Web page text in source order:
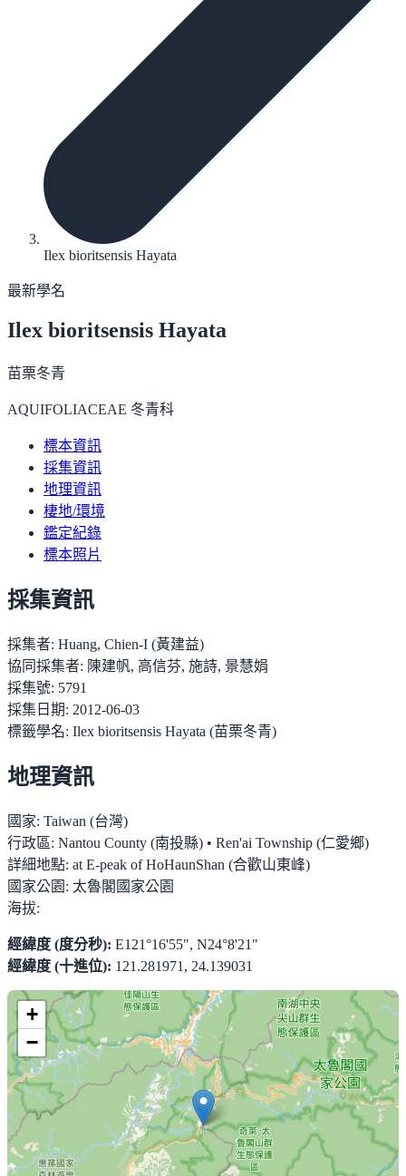
Ilex bioritsensis Hayata
最新學名
Ilex bioritsensis Hayata
苗栗冬青
AQUIFOLIACEAE 冬青科
標本資訊
採集資訊
地理資訊
棲地/環境
鑑定紀錄
標本照片
採集資訊
採集者: Huang, Chien-I (黃建益)
協同採集者: 陳建帆, 高信芬, 施詩, 景慧娟
採集號: 5791
採集日期: 2012-06-03
標籤學名: Ilex bioritsensis Hayata (苗栗冬青)
地理資訊
國家: Taiwan (台灣)
行政區: Nantou County (南投縣) • Ren'ai Township (仁愛鄉)
詳細地點: at E-peak of HoHaunShan (合歡山東峰)
國家公園: 太魯閣國家公園
海拔:
經緯度 (度分秒): E121°16'55", N24°8'21"
經緯度 (十進位): 121.281971, 24.139031
+
−